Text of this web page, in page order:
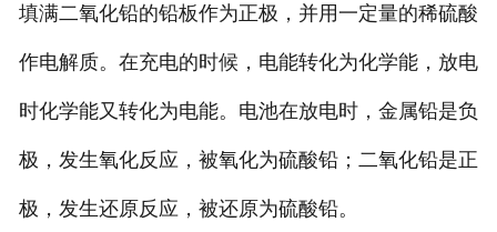
填满二氧化铅的铅板作为正极，并用一定量的稀硫酸
作电解质。在充电的时候，电能转化为化学能，放电
时化学能又转化为电能。电池在放电时，金属铅是负
极，发生氧化反应，被氧化为硫酸铅；二氧化铅是正
极，发生还原反应，被还原为硫酸铅。